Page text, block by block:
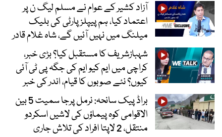
آزاد کشیر کے عوام نے مسلم لیگ ن پر
اعتماد کیا، ہم پیپلز پارٹی کی بلیک
میلنگ میں نہیں آئیں گے، شاہ غلام قادر
شہبازشریف کا مستقبل کیا؟ بڑی خبر،
کراچی میں ایم کیو ایم کی جگہ پی ٹی آئی
کیوں؟ نئے صوبوں کا قیام، اندر کی خبر
براڈ پیک سانحہ: نرمل پرجا سمیت 5 بین
الاقوامی کوہ پیماؤں کی لاشیں اسکردو
منتقل، 2 لاپتا افراد کی تلاش جاری